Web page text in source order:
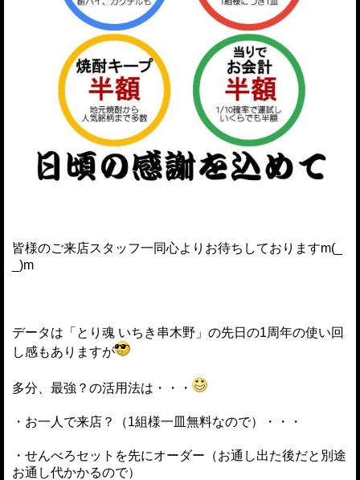
皆様のご来店スタッフ一同心よりお待ちしておりますm(_
_)m
データは「とり魂 いちき串木野」の先日の1周年の使い回
し感もありますが
多分、最強？の活用法は・・・
・お一人で来店？（1組様一皿無料なので）・・・
・せんべろセットを先にオーダー（お通し出た後だと別途
お通し代かかるので）